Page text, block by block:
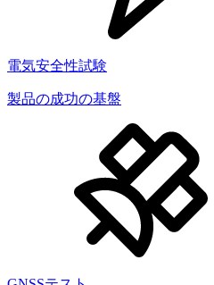
電気安全性試験
製品の成功の基盤